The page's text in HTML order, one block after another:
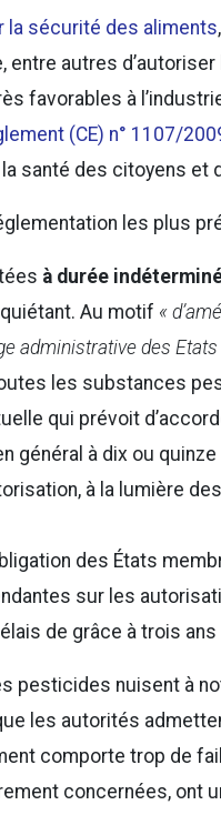
la sécurité des aliments
entre autres
favorables à
(CE) n° 1107/
santé des citoyens et
les plus
à durée
Au motif «
administrative des Etats
les substances
qui prévoit
général à dix ou
à la lumière
des États
sur les
de grâce à trois
pesticides nuisent à
les autorités
comporte trop de
concernées, ont